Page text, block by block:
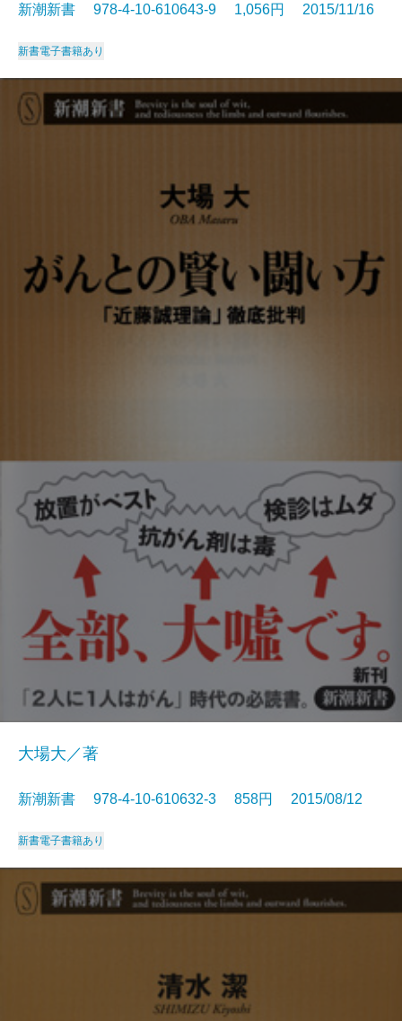
新潮新書 978-4-10-610643-9 1,056円 2015/11/16
新書電子書籍あり
大場大／著
新潮新書 978-4-10-610632-3 858円 2015/08/12
新書電子書籍あり